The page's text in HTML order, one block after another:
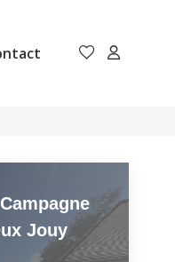
Jouy